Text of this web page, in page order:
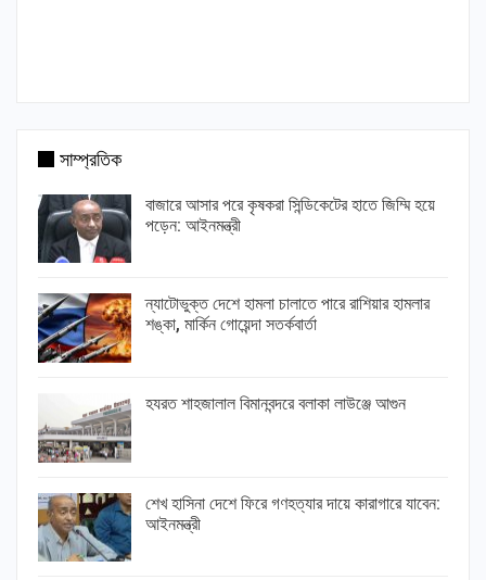
সাম্প্রতিক
বাজারে আসার পরে কৃষকরা সিন্ডিকেটের হাতে জিম্মি হয়ে
পড়েন: আইনমন্ত্রী
ন্যাটোভুক্ত দেশে হামলা চালাতে পারে রাশিয়ার হামলার
শঙ্কা, মার্কিন গোয়েন্দা সতর্কবার্তা
হযরত শাহজালাল বিমানবন্দরে বলাকা লাউঞ্জে আগুন
শেখ হাসিনা দেশে ফিরে গণহত্যার দায়ে কারাগারে যাবেন:
আইনমন্ত্রী